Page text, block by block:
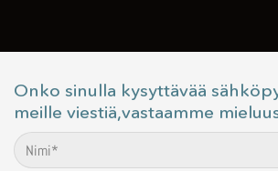
Onko sinulla kysyttävää
meille viestiä,vastaamme